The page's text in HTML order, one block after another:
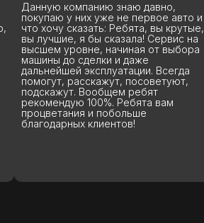
Данную компанию знаю давно,
покупаю у них уже не первое авто и
что хочу сказать: Ребята, вы крутые,
вы лучшие, я бы сказала! Сервис на
высшем уровне, начиная от выбора
машины до сделки и даже
дальнейшей эксплуатации. Всегда
помогут, расскажут, посоветуют,
подскажут. Вообщем ребят
рекомендую 100%. Ребята вам
процветания и побольше
благодарных клиентов!